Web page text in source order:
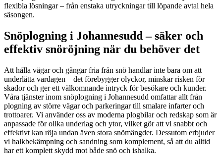
flexibla lösningar – från enstaka utryckningar till löpande avtal hela
säsongen.
Snöplogning i Johannesudd – säker och
effektiv snöröjning när du behöver det
Att hålla vägar och gångar fria från snö handlar inte bara om att
underlätta vardagen – det förebygger olyckor, minskar risken för
skador och ger ett välkomnande intryck för besökare och kunder.
Våra tjänster inom snöplogning i Johannesudd omfattar allt från
plogning av större vägar och parkeringar till smalare infarter och
trottoarer. Vi använder oss av moderna plogbilar och redskap som är
anpassade för olika underlag och ytor, vilket gör att vi snabbt och
effektivt kan röja undan även stora snömängder. Dessutom erbjuder
vi halkbekämpning och sandning som komplement, så att du alltid
har ett komplett skydd mot både snö och ishalka.